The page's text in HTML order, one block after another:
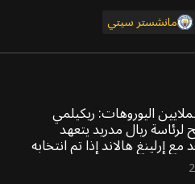
مانشستر سيتي
اليوروهات: ريكيلمي
لرئاسة ريال مدريد يتعهد
مع إرلينغ هالاند إذا تم انتخابه